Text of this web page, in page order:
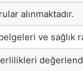
alınmaktadır.
ve sağlık